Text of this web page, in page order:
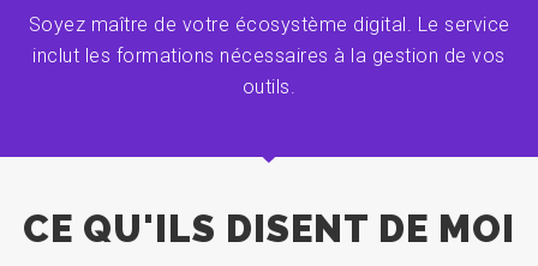
Soyez maître de votre écosystème digital. Le service
inclut les formations nécessaires à la gestion de vos
outils.
CE QU'ILS DISENT DE MOI